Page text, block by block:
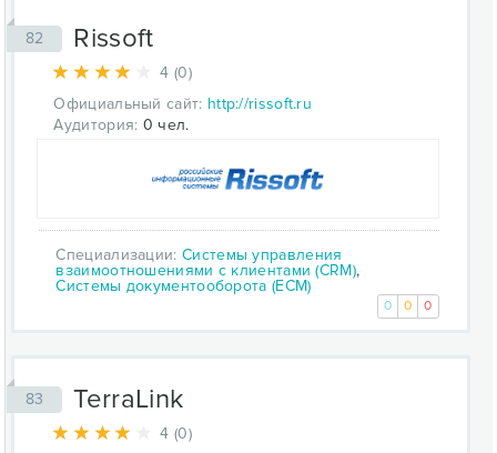
82 Rissoft
4 (0)
Официальный сайт: http://rissoft.ru
Аудитория: 0 чел.
Специализации: Системы управления
взаимоотношениями с клиентами (CRM),
Системы документооборота (ECM)
0 0 0
83 TerraLink
4 (0)